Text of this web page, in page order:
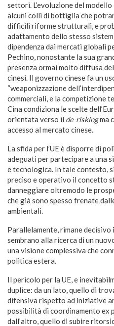
settori. L’evoluzione del
alcuni colli di bottiglia che
difficili riforme strutturali, e
adattamento dello stesso
dipendenza dai mercati globali
Pechino, nonostante la sua
presenza ormai molto diffusa
cinesi. Il governo cinese fa un
“weaponizzazione
commerciali, e la competizione
Cina condiziona le scelte
orientata verso il de-riskingma
accesso al mercato cinese.
La sfida per l’UE è disporre di
adeguati per partecipare a una
e tecnologica. In tale contesto,
preciso e operativo il concetto
danneggiare oltremodo le
che già sono spesso frenate
ambientali.
Parallelamente, rimane
sembrano alla ricerca di un
una visione complessiva che
politica estera.
Il pericolo per la UE, e
duplice: da un lato, quello di
difensiva rispetto ad iniziative
possibilità di coordinamento ex
dall’altro, quello di subire